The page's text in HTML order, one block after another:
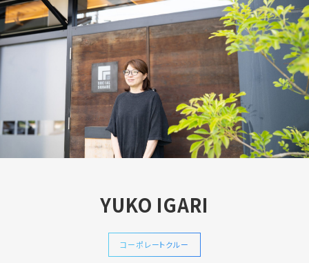
YUKO IGARI
コーポレートクルー